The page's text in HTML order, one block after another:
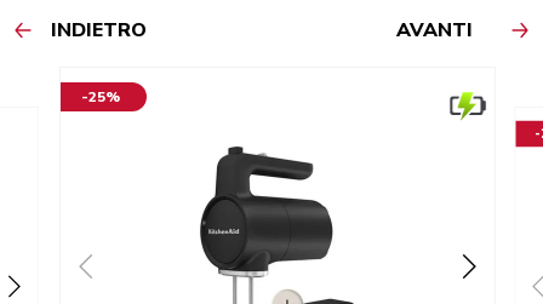
INDIETRO AVANTI
-25%
-